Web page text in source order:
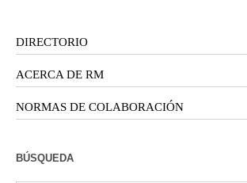
DIRECTORIO
ACERCA DE RM
NORMAS DE COLABORACIÓN
BÚSQUEDA